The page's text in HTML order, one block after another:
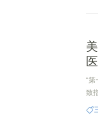
“
致